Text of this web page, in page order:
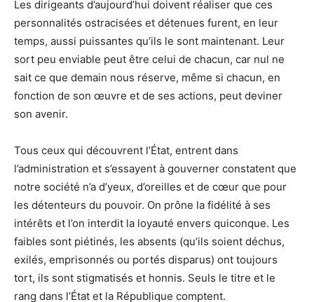
Les dirigeants d’aujourd’hui doivent réaliser que ces
personnalités ostracisées et détenues furent, en leur
temps, aussi puissantes qu’ils le sont maintenant. Leur
sort peu enviable peut être celui de chacun, car nul ne
sait ce que demain nous réserve, même si chacun, en
fonction de son œuvre et de ses actions, peut deviner
son avenir.
Tous ceux qui découvrent l’État, entrent dans
l’administration et s’essayent à gouverner constatent que
notre société n’a d’yeux, d’oreilles et de cœur que pour
les détenteurs du pouvoir. On prône la fidélité à ses
intérêts et l’on interdit la loyauté envers quiconque. Les
faibles sont piétinés, les absents (qu’ils soient déchus,
exilés, emprisonnés ou portés disparus) ont toujours
tort, ils sont stigmatisés et honnis. Seuls le titre et le
rang dans l’État et la République comptent.